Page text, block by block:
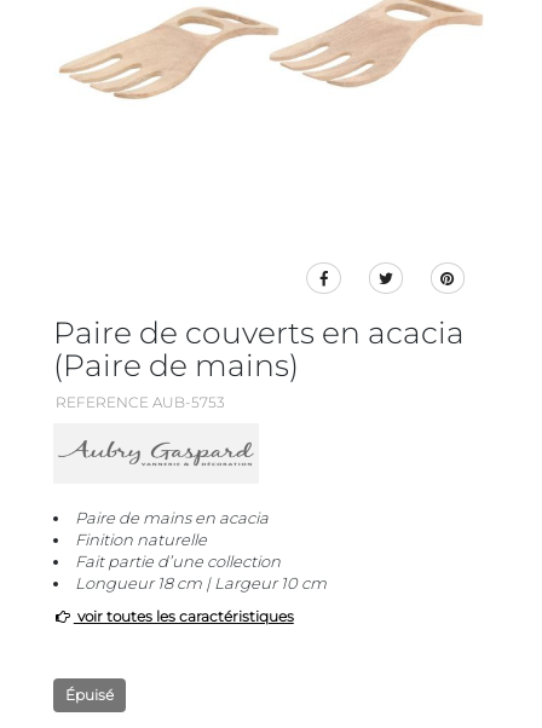
Paire de couverts en acacia
(Paire de mains)
REFERENCE AUB-5753
Paire de mains en acacia
Finition naturelle
Fait partie d’une collection
Longueur 18 cm | Largeur 10 cm
voir toutes les caractéristiques
Épuisé